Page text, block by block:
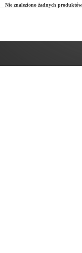
Nie znaleziono żadnych produktów.